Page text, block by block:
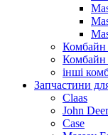
Комбайн
Комбайн
інші
Запчастини
Claas
John
Case